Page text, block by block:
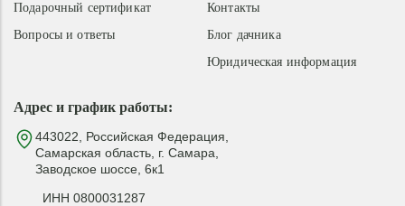
Адрес и график работы:
443022, Российская Федерация,
Самарская область, г. Самара,
Заводское шоссе, 6к1
ИНН 0800031287
Контакты
Блог дачника
Юридическая информация
Подарочный сертификат
Вопросы и ответы